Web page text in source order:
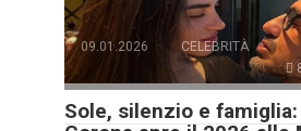
09.01.2026
CELEBRITÀ
Sole, silenzio e